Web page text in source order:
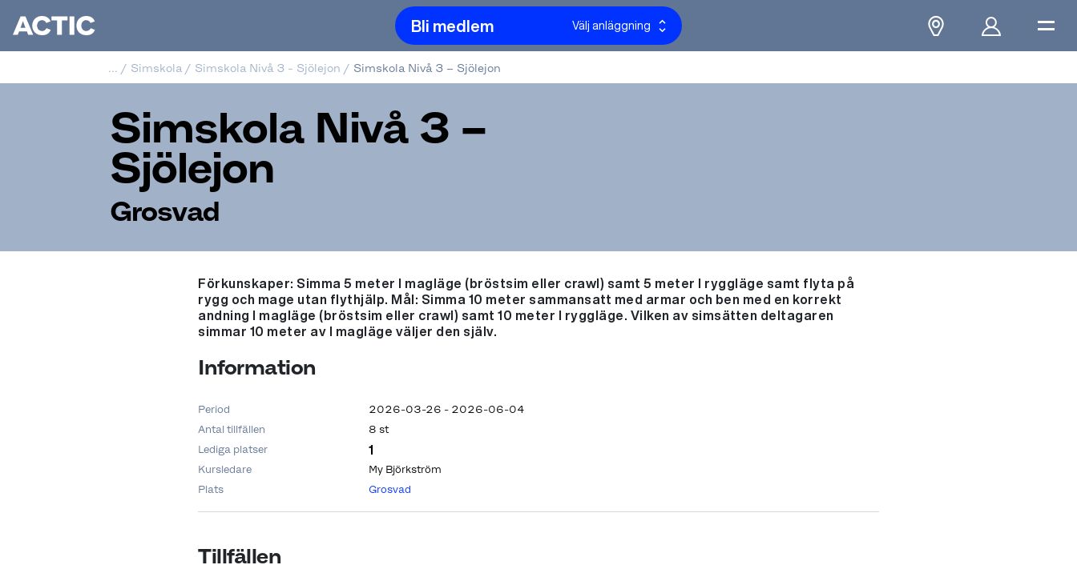
Bli medlem Välj anläggning
... / Simskola / Simskola Nivå 3 - Sjölejon / Simskola Nivå 3 – Sjölejon
Simskola Nivå 3 –
Sjölejon
Grosvad
Förkunskaper: Simma 5 meter I magläge (bröstsim eller crawl) samt 5 meter I ryggläge samt flyta på
rygg och mage utan flythjälp. Mål: Simma 10 meter sammansatt med armar och ben med en korrekt
andning I magläge (bröstsim eller crawl) samt 10 meter I ryggläge. Vilken av simsätten deltagaren
simmar 10 meter av I magläge väljer den själv.
Information
Period
2026-03-26 - 2026-06-04
Antal tillfällen
8 st
Lediga platser
1
Kursledare
My Björkström
Plats
Grosvad
Tillfällen